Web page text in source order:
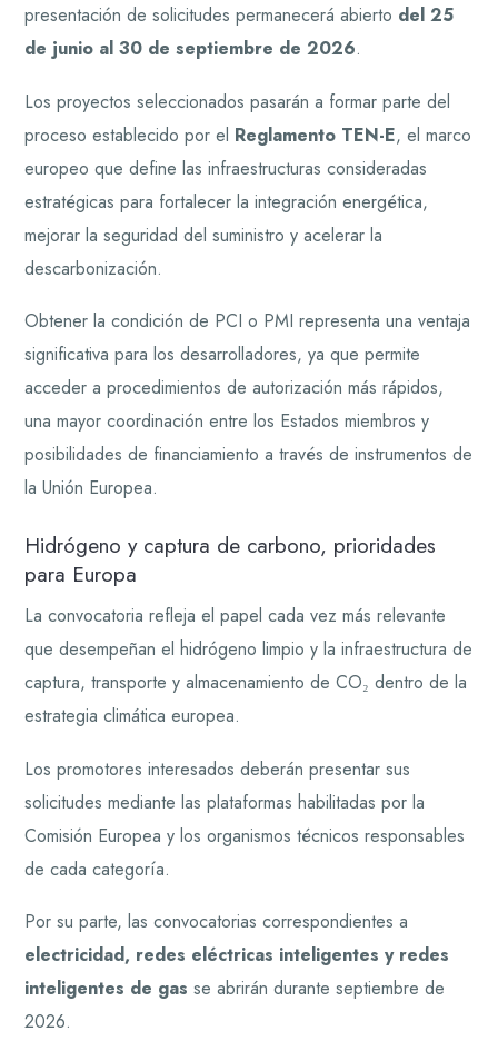
presentación de solicitudes permanecerá abierto del 25
de junio al 30 de septiembre de 2026.
Los proyectos seleccionados pasarán a formar parte del
proceso establecido por el Reglamento TEN-E, el marco
europeo que define las infraestructuras consideradas
estratégicas para fortalecer la integración energética,
mejorar la seguridad del suministro y acelerar la
descarbonización.
Obtener la condición de PCI o PMI representa una ventaja
significativa para los desarrolladores, ya que permite
acceder a procedimientos de autorización más rápidos,
una mayor coordinación entre los Estados miembros y
posibilidades de financiamiento a través de instrumentos de
la Unión Europea.
Hidrógeno y captura de carbono, prioridades
para Europa
La convocatoria refleja el papel cada vez más relevante
que desempeñan el hidrógeno limpio y la infraestructura de
captura, transporte y almacenamiento de CO₂ dentro de la
estrategia climática europea.
Los promotores interesados deberán presentar sus
solicitudes mediante las plataformas habilitadas por la
Comisión Europea y los organismos técnicos responsables
de cada categoría.
Por su parte, las convocatorias correspondientes a
electricidad, redes eléctricas inteligentes y redes
inteligentes de gas se abrirán durante septiembre de
2026.